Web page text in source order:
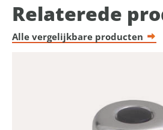
Relaterede
Alle vergelijkbare producten